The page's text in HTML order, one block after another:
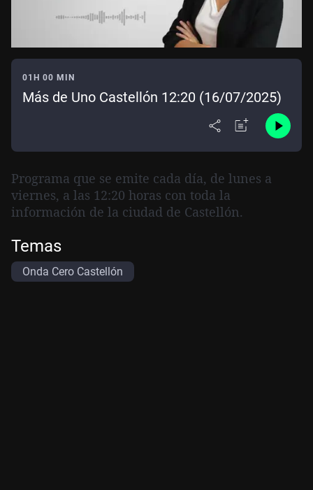
01H 00 MIN
Más de Uno Castellón 12:20 (16/07/2025)
Programa que se emite cada día, de lunes a
viernes, a las 12:20 horas con toda la
información de la ciudad de Castellón.
Temas
Onda Cero Castellón